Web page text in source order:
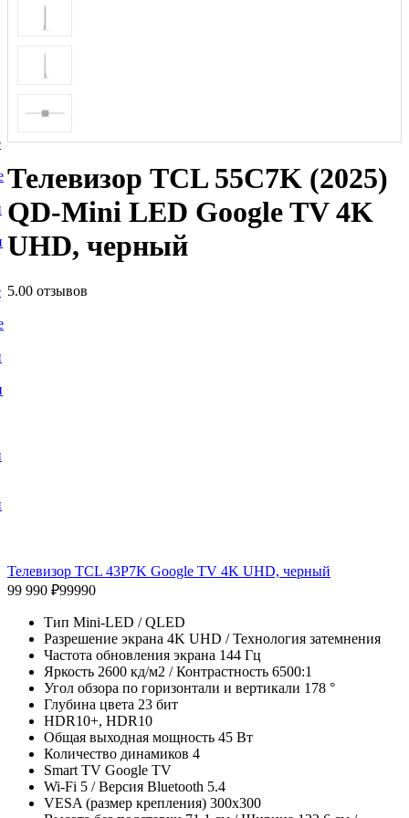
Телевизор TCL 55C7K (2025)
QD-Mini LED Google TV 4K
UHD, черный
5.00 отзывов
Телевизор TCL 43P7K Google TV 4K UHD, черный
99 990 ₽99990
Тип Mini-LED / QLED
Разрешение экрана 4K UHD / Технология затемнения
Частота обновления экрана 144 Гц
Яркость 2600 кд/м2 / Контрастность 6500:1
Угол обзора по горизонтали и вертикали 178 °
Глубина цвета 23 бит
HDR10+, HDR10
Общая выходная мощность 45 Вт
Количество динамиков 4
Smart TV Google TV
Wi-Fi 5 / Версия Bluetooth 5.4
VESA (размер крепления) 300x300